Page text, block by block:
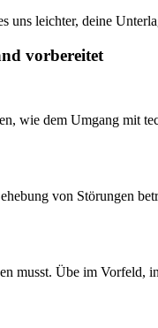
uns leichter, deine
vorbereitet
wie dem Umgang mit
von Störungen
musst. Übe im